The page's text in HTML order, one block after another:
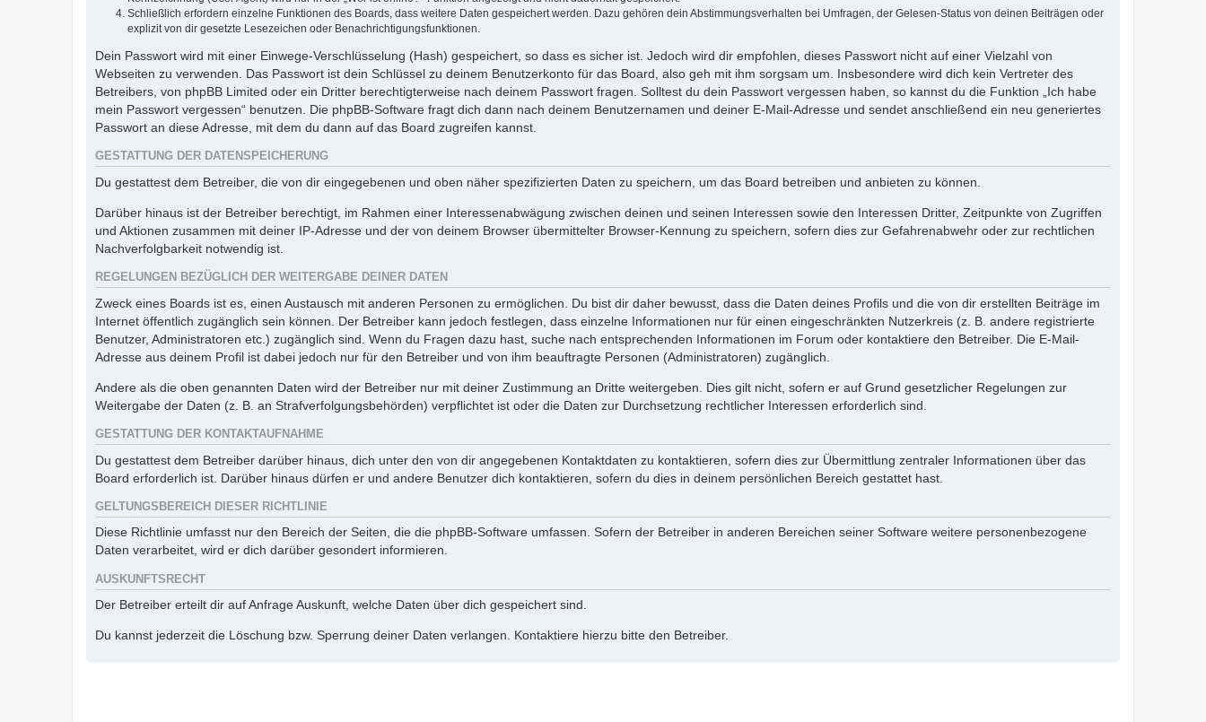
Schließlich erfordern einzelne Funktionen des Boards, dass weitere Daten gespeichert werden. Dazu gehören dein Abstimmungsverhalten bei Umfragen, der Gelesen-Status von deinen Beiträgen oder
explizit von dir gesetzte Lesezeichen oder Benachrichtigungsfunktionen.
Dein Passwort wird mit einer Einwege-Verschlüsselung (Hash) gespeichert, so dass es sicher ist. Jedoch wird dir empfohlen, dieses Passwort nicht auf einer Vielzahl von
Webseiten zu verwenden. Das Passwort ist dein Schlüssel zu deinem Benutzerkonto für das Board, also geh mit ihm sorgsam um. Insbesondere wird dich kein Vertreter des
Betreibers, von phpBB Limited oder ein Dritter berechtigterweise nach deinem Passwort fragen. Solltest du dein Passwort vergessen haben, so kannst du die Funktion „Ich habe
mein Passwort vergessen“ benutzen. Die phpBB-Software fragt dich dann nach deinem Benutzernamen und deiner E-Mail-Adresse und sendet anschließend ein neu generiertes
Passwort an diese Adresse, mit dem du dann auf das Board zugreifen kannst.
GESTATTUNG DER DATENSPEICHERUNG
Du gestattest dem Betreiber, die von dir eingegebenen und oben näher spezifizierten Daten zu speichern, um das Board betreiben und anbieten zu können.
Darüber hinaus ist der Betreiber berechtigt, im Rahmen einer Interessenabwägung zwischen deinen und seinen Interessen sowie den Interessen Dritter, Zeitpunkte von Zugriffen
und Aktionen zusammen mit deiner IP-Adresse und der von deinem Browser übermittelter Browser-Kennung zu speichern, sofern dies zur Gefahrenabwehr oder zur rechtlichen
Nachverfolgbarkeit notwendig ist.
REGELUNGEN BEZÜGLICH DER WEITERGABE DEINER DATEN
Zweck eines Boards ist es, einen Austausch mit anderen Personen zu ermöglichen. Du bist dir daher bewusst, dass die Daten deines Profils und die von dir erstellten Beiträge im
Internet öffentlich zugänglich sein können. Der Betreiber kann jedoch festlegen, dass einzelne Informationen nur für einen eingeschränkten Nutzerkreis (z. B. andere registrierte
Benutzer, Administratoren etc.) zugänglich sind. Wenn du Fragen dazu hast, suche nach entsprechenden Informationen im Forum oder kontaktiere den Betreiber. Die E-Mail-
Adresse aus deinem Profil ist dabei jedoch nur für den Betreiber und von ihm beauftragte Personen (Administratoren) zugänglich.
Andere als die oben genannten Daten wird der Betreiber nur mit deiner Zustimmung an Dritte weitergeben. Dies gilt nicht, sofern er auf Grund gesetzlicher Regelungen zur
Weitergabe der Daten (z. B. an Strafverfolgungsbehörden) verpflichtet ist oder die Daten zur Durchsetzung rechtlicher Interessen erforderlich sind.
GESTATTUNG DER KONTAKTAUFNAHME
Du gestattest dem Betreiber darüber hinaus, dich unter den von dir angegebenen Kontaktdaten zu kontaktieren, sofern dies zur Übermittlung zentraler Informationen über das
Board erforderlich ist. Darüber hinaus dürfen er und andere Benutzer dich kontaktieren, sofern du dies in deinem persönlichen Bereich gestattet hast.
GELTUNGSBEREICH DIESER RICHTLINIE
Diese Richtlinie umfasst nur den Bereich der Seiten, die die phpBB-Software umfassen. Sofern der Betreiber in anderen Bereichen seiner Software weitere personenbezogene
Daten verarbeitet, wird er dich darüber gesondert informieren.
AUSKUNFTSRECHT
Der Betreiber erteilt dir auf Anfrage Auskunft, welche Daten über dich gespeichert sind.
Du kannst jederzeit die Löschung bzw. Sperrung deiner Daten verlangen. Kontaktiere hierzu bitte den Betreiber.